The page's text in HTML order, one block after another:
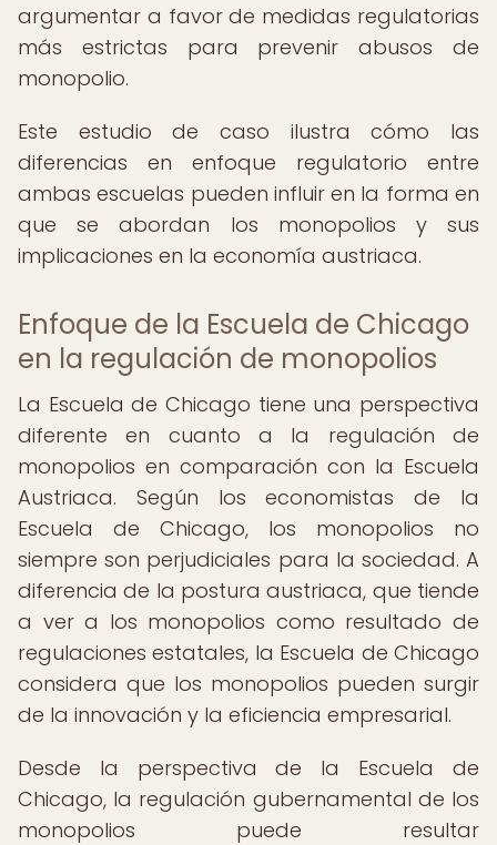
argumentar a favor de medidas regulatorias
más estrictas para prevenir abusos de
monopolio.
Este estudio de caso ilustra cómo las
diferencias en enfoque regulatorio entre
ambas escuelas pueden influir en la forma en
que se abordan los monopolios y sus
implicaciones en la economía austriaca.
Enfoque de la Escuela de Chicago
en la regulación de monopolios
La Escuela de Chicago tiene una perspectiva
diferente en cuanto a la regulación de
monopolios en comparación con la Escuela
Austriaca. Según los economistas de la
Escuela de Chicago, los monopolios no
siempre son perjudiciales para la sociedad. A
diferencia de la postura austriaca, que tiende
a ver a los monopolios como resultado de
regulaciones estatales, la Escuela de Chicago
considera que los monopolios pueden surgir
de la innovación y la eficiencia empresarial.
Desde la perspectiva de la Escuela de
Chicago, la regulación gubernamental de los
monopolios puede resultar